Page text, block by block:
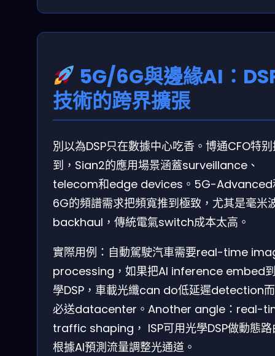
5G/6G與邊緣AI：
技術的跨界擴張
別以為DSP只在數據中心吃香。博通CFO特
到，Sian2的應用場景涵蓋surveillance、
telecom和edge devices。5G-Advanced
6G的頻譜需求把頻寬推到極致，尤其是毫米
backhaul，傳統電氣switch成本太高。
實際用例：自動駕駛汽車需要real-time
processing，如果把AI inference embed
學DSP，車載光纖can do低延遲detection
必送datacenter。Another angle：real-
traffic shaping， ISP可用光學DSP做動態路
根據AI預測流量調整光通道。